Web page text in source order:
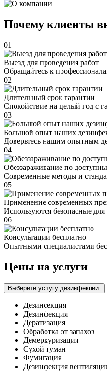
Почему клиенты
01
Выезд для проведения работ
Обращайтесь к
02
Длительный срок гарантии
Спокойствие на целый год с
03
Большой опыт наших
Доверьтесь нашим опытным
04
Обеззараживание по
Современные методы и
05
Применение современных
Используются безопасные
06
Консультации бесплатно
Опытными специалистами
Цены на услуги
Выберите услугу дезинфекции:
Дезинсекция
Дезинфекция
Дератизация
Обработка от запахов
Демеркуризация
Сухой туман
Фумигация
Дезинфекция